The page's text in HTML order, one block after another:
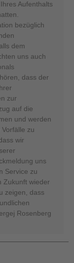
Aufenthalts
bezüglich
dem
uns auch
dass der
zur
auf die
und werden
zu
wir
uns
Service zu
Zukunft wieder
zeigen, dass
Rosenberg